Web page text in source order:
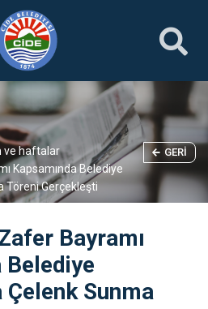
ve haftalar
Kapsamında Belediye
Töreni Gerçekleşti
GERI
Bayramı
Belediye
Çelenk Sunma